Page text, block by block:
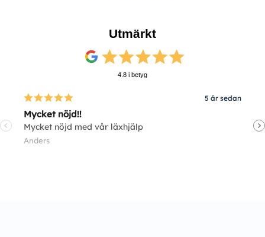
Utmärkt
4.8 i betyg
5 år sedan
Mycket nöjd!!
Mycket nöjd med vår läxhjälp
Anders